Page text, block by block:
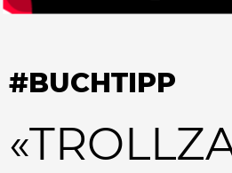
#BUCHTIPP